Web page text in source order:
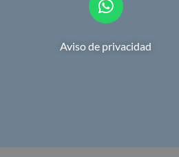
Aviso de privacidad